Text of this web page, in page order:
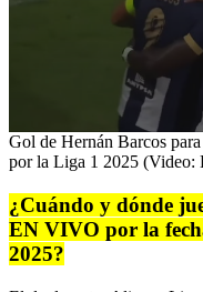
0
seconds
of
31
seconds
Gol de Hernán Barcos
por la Liga 1 2025
¿Cuándo y dónde
EN VIVO por la
2025?